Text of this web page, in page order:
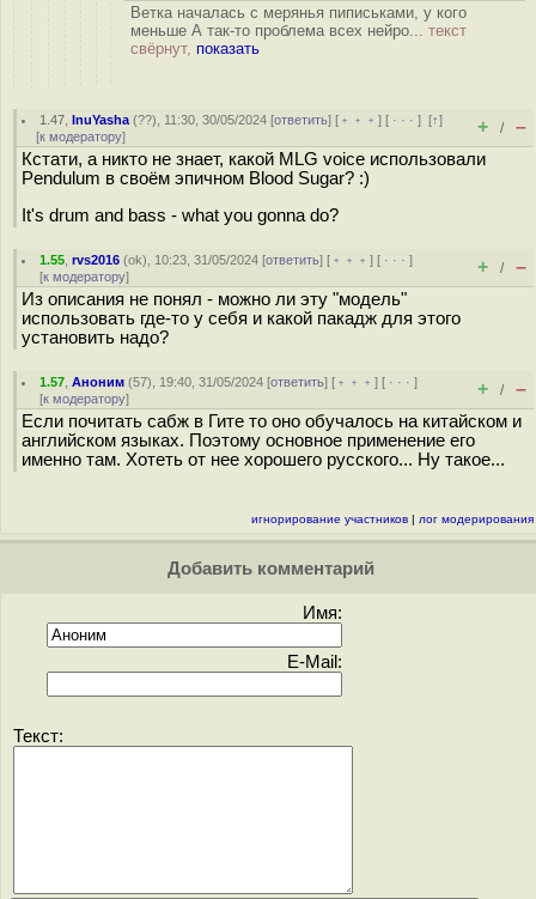
Ветка началась с мерянья пиписьками, у кого
меньше А так-то проблема всех нейро... текст
свёрнут, показать
1.47 ,InuYasha (??), 11:30, 30/05/2024 [ответить] [ ﹢﹢﹢] [ · · ·][↑]
[к модератору] + / –
Кстати, а никто не знает, какой MLG voice использовали
Pendulum в своём эпичном Blood Sugar? :)
It's drum and bass - what you gonna do?
1.55 ,rvs2016 (ok), 10:23, 31/05/2024 [ответить] [ ﹢﹢﹢] [ · · ·]
[к модератору] + / –
Из описания не понял - можно ли эту "модель"
использовать где-то у себя и какой пакадж для этого
установить надо?
1.57 ,Аноним (57), 19:40, 31/05/2024 [ответить] [ ﹢﹢﹢] [ · · ·]
[к модератору] + / –
Если почитать сабж в Гите то оно обучалось на китайском и
английском языках. Поэтому основное применение его
именно там. Хотеть от нее хорошего русского... Ну такое...
игнорирование участников | лог модерирования
Добавить комментарий
Имя:
E-Mail:
Текст: